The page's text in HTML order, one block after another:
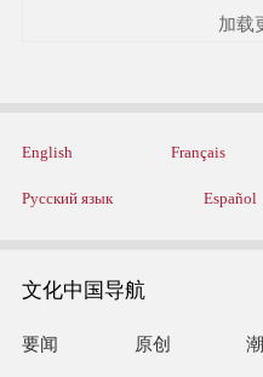
加载
English Français
Русский язык Español
文化中国导航
要闻 原创